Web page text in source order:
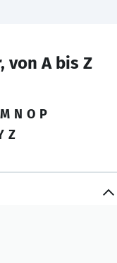
von A bis Z
M N O P
Z